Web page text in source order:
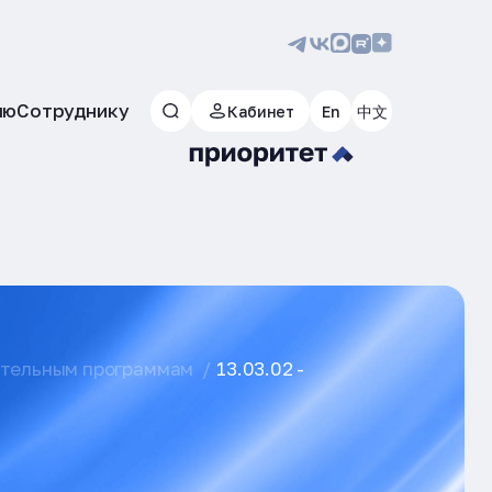
Сотруднику Кабинет En 中文
программам 13.03.02 -